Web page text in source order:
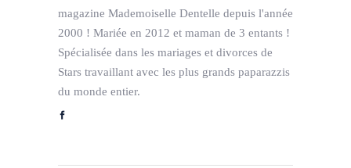
magazine Mademoiselle Dentelle depuis l'année
2000 ! Mariée en 2012 et maman de 3 entants !
Spécialisée dans les mariages et divorces de
Stars travaillant avec les plus grands paparazzis
du monde entier.